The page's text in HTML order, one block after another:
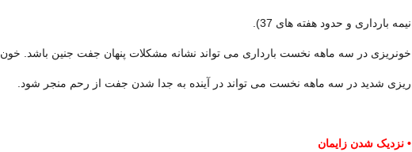
نیمه بارداری و حدود هفته های 37).
خونریزی در سه ماهه نخست بارداری می تواند نشانه مشکلات پنهان جفت جنین باشد. خون
ریزی شدید در سه ماهه نخست می تواند در آینده به جدا شدن جفت از رحم منجر شود.
• نزدیک شدن زایمان